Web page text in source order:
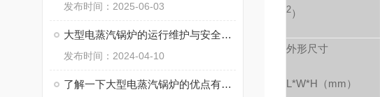
发布时间：2025-06-03
大型电蒸汽锅炉的运行维护与安全管理要点
发布时间：2024-04-10
了解一下大型电蒸汽锅炉的优点有哪些吧
2）
外形尺寸
L*W*H（mm）